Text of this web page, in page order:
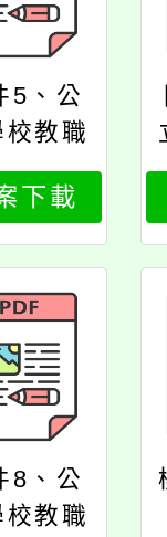
5、公
校教職
人專戶
撫儲金
經營辦
法
下載
8、公
校教職